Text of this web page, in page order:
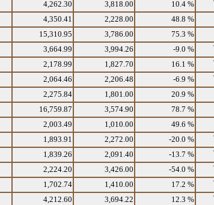
4,262.30 3,818.00 10.4 %
4,350.41 2,228.00 48.8 %
15,310.95 3,786.00 75.3 %
3,664.99 3,994.26 -9.0 %
2,178.99 1,827.70 16.1 %
2,064.46 2,206.48 -6.9 %
2,275.84 1,801.00 20.9 %
16,759.87 3,574.90 78.7 %
2,003.49 1,010.00 49.6 %
1,893.91 2,272.00 -20.0 %
1,839.26 2,091.40 -13.7 %
2,224.20 3,426.00 -54.0 %
1,702.74 1,410.00 17.2 %
4,212.60 3,694.22 12.3 %